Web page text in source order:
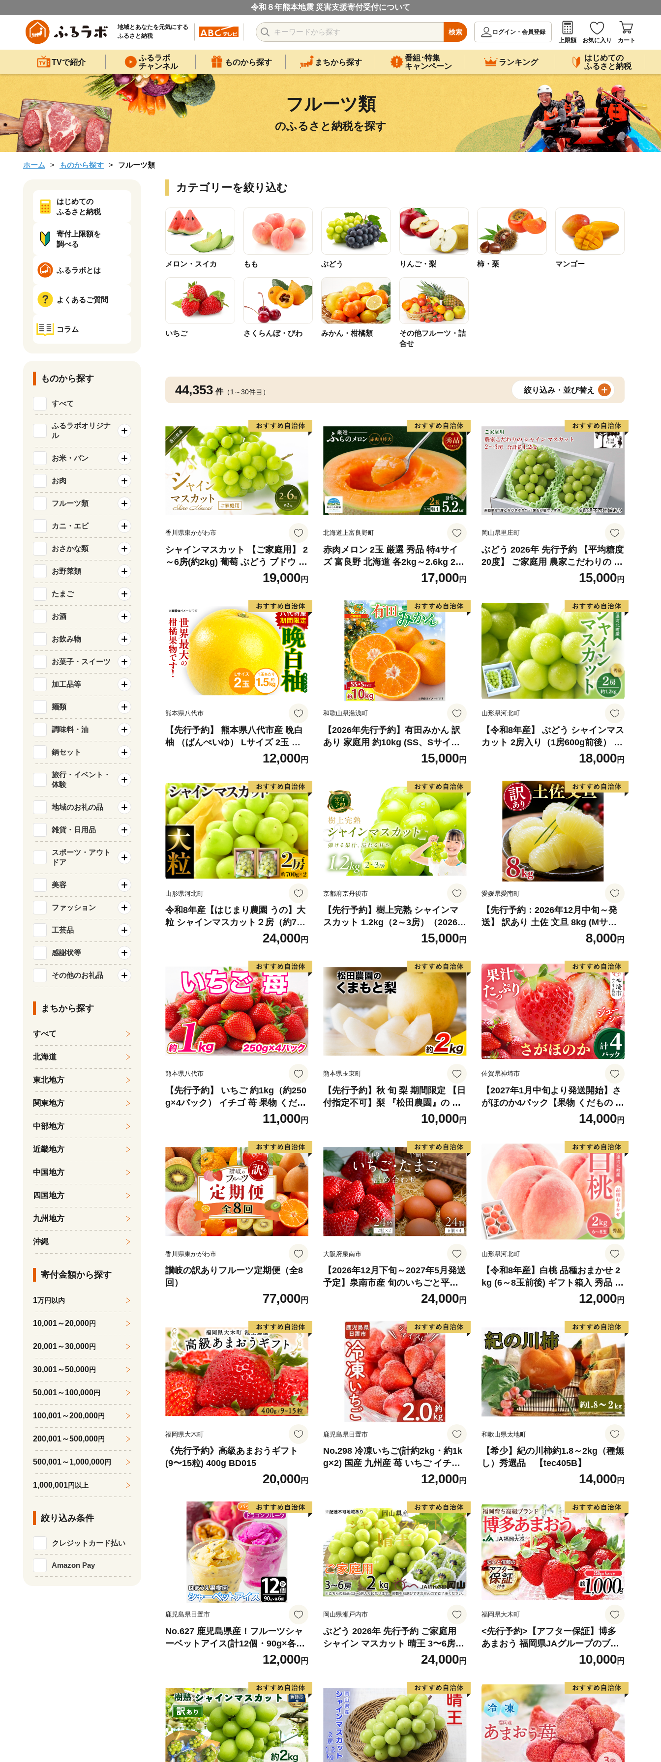
令和８年熊本地震 災害支援寄付受付について
地域とあなたを元気にする
ふるさと納税
検索
ログイン・会員登録
上限額
お気に入り カート
TVで紹介
ふるラボ
チャンネル
ものから探す まちから探す
番組･特集
キャンペーン
ランキング
はじめての
ふるさと納税
フルーツ類
のふるさと納税を探す
ホーム ものから探す フルーツ類
カテゴリーを絞り込む
メロン・スイカ もも ぶどう りんご・梨 柿・栗 マンゴー
いちご さくらんぼ・びわ みかん・柑橘類
その他フルーツ・詰
合せ
44,353 件（1～30件目） 絞り込み・並び替え
香川県東かがわ市
シャインマスカット 【ご家庭用】 2
～6房(約2kg) 葡萄 ぶどう ブドウ フ
ルーツ 果物 くだもの 果実 旬の果物
旬のフルーツ 香川 香川県 東かがわ
19,000円
北海道上富良野町
赤肉メロン 2玉 厳選 秀品 特4サイ
ズ 富良野 北海道 各2kg～2.6kg 2玉
セット ファーム富良野 メロン めろ
ん 果物 くだもの フルーツ デザート
旬の果物 旬のフルーツ
17,000円
岡山県里庄町
ぶどう 2026年 先行予約 【平均糖度
20度】 ご家庭用 農家こだわりの シ
ャイン マスカット 2～3房 合計約1.
2kg ブドウ 葡萄 岡山県産 国産 フル
ーツ 果物 【 Nini farm 農家 直送 】
15,000円
熊本県八代市
【先行予約】 熊本県八代市産 晩白
柚 （ばんぺいゆ） Lサイズ 2玉 柑
橘 みかん 果物 くだもの フルーツ
おやつ 特産 熊本県 八代市 【2026
年12月上旬より順次発送】
12,000円
和歌山県湯浅町
【2026年先行予約】有田みかん 訳
あり 家庭用 約10kg (SS、Sサイズ)
みかん 温州みかん フルーツ 柑橘 果
物 果実 ジューシー 人気 国産 食べ
物 和歌山県 湯浅町 送料無料_ZJ60
98
15,000円
山形県河北町
【令和8年産】 ぶどう シャインマス
カット 2房入り（1房600g前後） 秀
品 山形県河北町産【山形eLab】 ka
18,000円
山形県河北町
令和8年産【はじまり農園 うの】大
粒 シャインマスカット２房（約700
g×2房） 山形県河北町産 【河北町
観光物産協会】 ka002-004-r8
24,000円
京都府京丹後市
【先行予約】樹上完熟 シャインマ
スカット 1.2kg（2～3房）（2026年
9月中旬～発送） ふるさと納税 シャ
インマスカット しゃいんますかっ
と 葡萄 ブドウ ふるーつ 甘い あま
い ギフト お取り寄せ
15,000円
愛媛県愛南町
【先行予約：2026年12月中旬～発
送】 訳あり 土佐 文旦 8kg (Mサイ
ズ以上サイズミックス) 8000円 わけ
あり ぶんたん みかん mikan 蜜柑
ミカン 土佐文旦 家庭用 産地直送 国
産 農家直送 期間限定 特産品 サイズ
ミックス くらもとファーム 愛南町
愛媛県
8,000円
熊本県八代市
【先行予約】 いちご 約1kg（約250
g×4パック） イチゴ 苺 果物 くだも
の フルーツ 旬 ジャム スムージー
スイーツ 熊本県 八代市 【2027年1
月上旬より順次発送】
11,000円
熊本県玉東町
【先行予約】秋 旬 梨 期間限定 【日
付指定不可】梨 『松田農園』の く
まもと 梨 たっぷり 約2kg 5-7玉前
後 《7月下旬-9月末頃出荷》 予約
受付中 熊本県玉名郡玉東町『松田
農園』なし 果物 スイーツ フルーツ
デザート スムージー SDG`s
10,000円
佐賀県神埼市
【2027年1月中旬より発送開始】さ
がほのか4パック【果物 くだもの フ
ルーツ いちご イチゴ 苺 佐賀】(H1
14,000円
香川県東かがわ市
讃岐の訳ありフルーツ定期便（全8
回）
77,000円
大阪府泉南市
【2026年12月下旬～2027年5月発送
予定】泉南市産 旬のいちごと平飼
いたまごの詰め合わせ【配送不可地
域：北海道・沖縄・離島】【015D-
026-2027】
24,000円
山形県河北町
【令和8年産】白桃 品種おまかせ 2
kg (6～8玉前後) ギフト箱入 秀品 山
形県河北町産 【山形eLab】 ka074-
12,000円
福岡県大木町
《先行予約》高級あまおうギフト
(9〜15粒) 400g BD015
20,000円
鹿児島県日置市
No.298 冷凍いちご(計約2kg・約1k
g×2) 国産 九州産 苺 いちご イチゴ
冷凍 果物 フルーツ 減農薬 アイス
12,000円
和歌山県太地町
【希少】紀の川柿約1.8～2kg（種無
し）秀選品 【tec405B】
14,000円
鹿児島県日置市
No.627 鹿児島県産！フルーツシャ
ーベットアイス(計12個・90g×各6
個) パッションフルーツ レッドドラ
ゴンフルーツ 国産 鹿児島 日置市 デ
ザート 果物 贈答 アイス 【はまうえ
果樹園】
12,000円
岡山県瀬戸内市
ぶどう 2026年 先行予約 ご家庭用
シャイン マスカット 晴王 3〜6房
ルーツ 果物 岡山のぶどう 旬のフル
ーツ 旬の果物 大粒 種無し
24,000円
福岡県大木町
<先行予約>【アフター保証】博多
あまおう 福岡県JAグループのブラ
ンド あまおういちご 1000g（約250
g×4パック）JA福岡大城【2027年2
月から順次発送】AG010
10,000円
はじめての
ふるさと納税
寄付上限額を
調べる
ふるラボとは
よくあるご質問
コラム
ものから探す
すべて
ふるラボオリジナ
ル
お米・パン
お肉
フルーツ類
カニ・エビ
おさかな類
お野菜類
たまご
お酒
お飲み物
お菓子・スイーツ
加工品等
麺類
調味料・油
鍋セット
旅行・イベント・
体験
地域のお礼の品
雑貨・日用品
スポーツ・アウト
ドア
美容
ファッション
工芸品
感謝状等
その他のお礼品
まちから探す
すべて
北海道
東北地方
関東地方
中部地方
近畿地方
中国地方
四国地方
九州地方
沖縄
寄付金額から探す
1万円以内
10,001～20,000円
20,001～30,000円
30,001～50,000円
50,001～100,000円
100,001～200,000円
200,001～500,000円
500,001～1,000,000円
1,000,001円以上
絞り込み条件
クレジットカード払い
Amazon Pay